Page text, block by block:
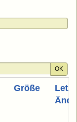
OK
Größe